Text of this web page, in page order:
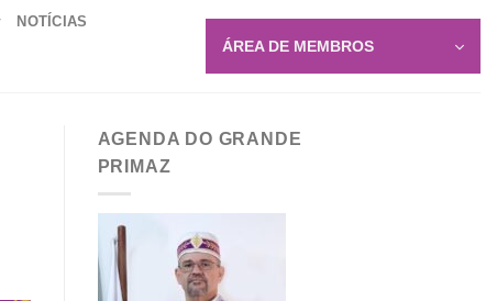
NOTÍCIAS
ÁREA DE MEMBROS
AGENDA DO GRANDE
PRIMAZ